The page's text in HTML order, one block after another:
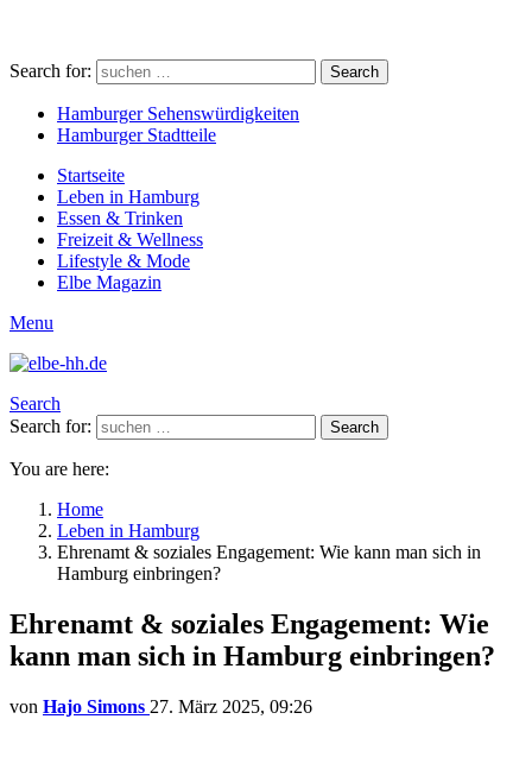
Search for: Search
Hamburger Sehenswürdigkeiten
Hamburger Stadtteile
Startseite
Leben in Hamburg
Essen & Trinken
Freizeit & Wellness
Lifestyle & Mode
Elbe Magazin
Menu
Search
Search for:
Search
You are here:
Home
Leben in Hamburg
Ehrenamt & soziales Engagement: Wie kann man sich in
Hamburg einbringen?
Ehrenamt & soziales Engagement: Wie
kann man sich in Hamburg einbringen?
von Hajo Simons 27. März 2025, 09:26